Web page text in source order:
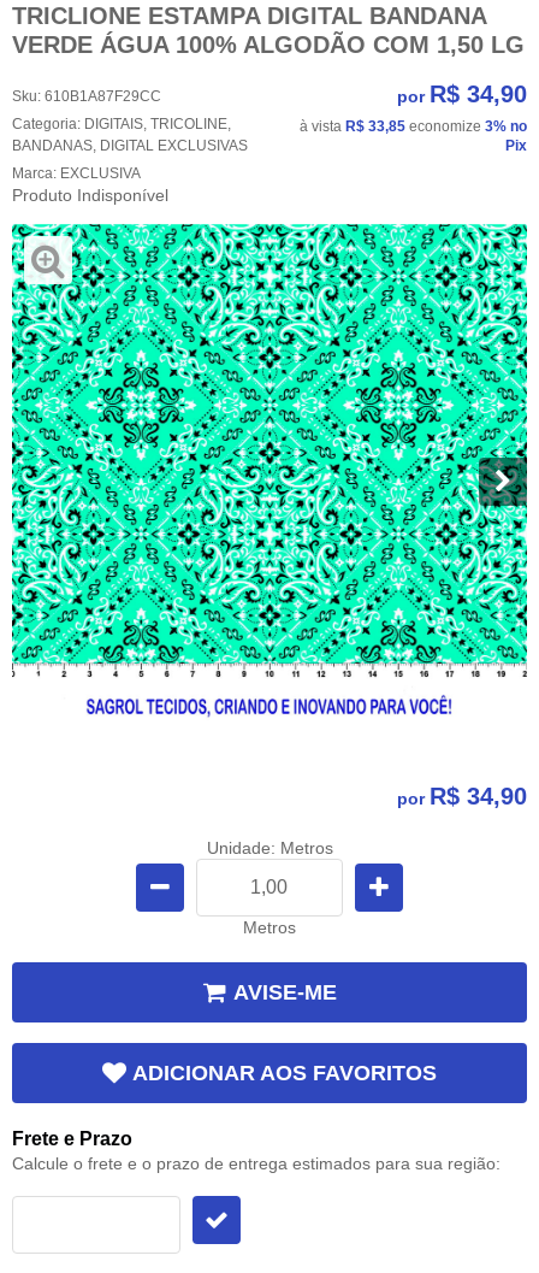
TRICLIONE ESTAMPA DIGITAL BANDANA
VERDE ÁGUA 100% ALGODÃO COM 1,50 LG
Sku: 610B1A87F29CC
Categoria: DIGITAIS, TRICOLINE,
BANDANAS, DIGITAL EXCLUSIVAS
Marca: EXCLUSIVA
Produto Indisponível
por R$ 34,90
à vista R$ 33,85 economize 3% no
Pix
por R$ 34,90
Unidade: Metros
Metros
AVISE-ME
ADICIONAR AOS FAVORITOS
Frete e Prazo
Calcule o frete e o prazo de entrega estimados para sua região: